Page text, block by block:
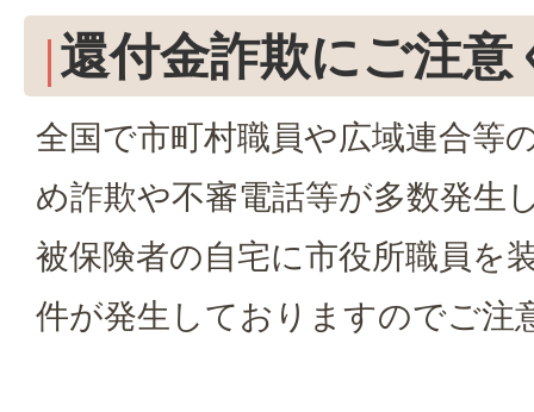
還付金詐欺にご注意
全国で市町村職員や広域連合等
め詐欺や不審電話等が多数発生
被保険者の自宅に市役所職員を
件が発生しておりますのでご注